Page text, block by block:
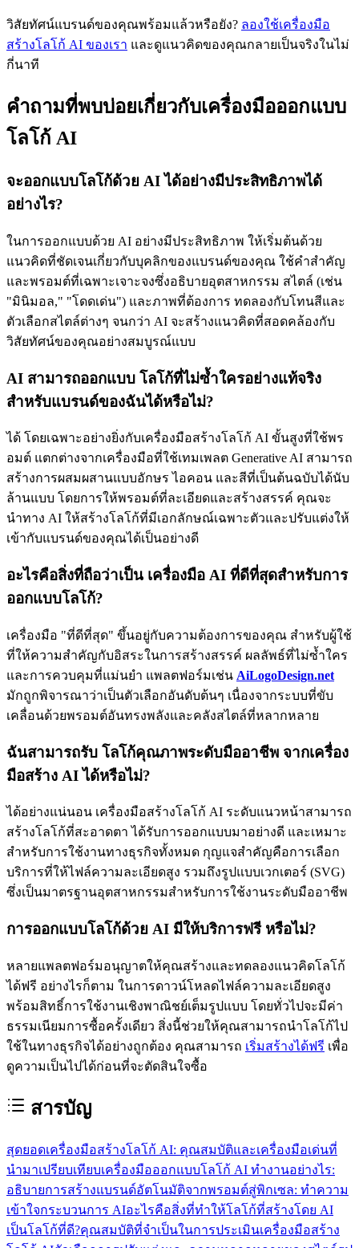
วิสัยทัศน์แบรนด์ของคุณพร้อมแล้วหรือยัง? ลองใช้เครื่องมือ
สร้างโลโก้ AI ของเรา และดูแนวคิดของคุณกลายเป็นจริงในไม่
กี่นาที
คำถามที่พบบ่อยเกี่ยวกับเครื่องมือออกแบบ
โลโก้ AI
จะออกแบบโลโก้ด้วย AIได้อย่างมีประสิทธิภาพได้
อย่างไร?
ในการออกแบบด้วย AI อย่างมีประสิทธิภาพ ให้เริ่มต้นด้วย
แนวคิดที่ชัดเจนเกี่ยวกับบุคลิกของแบรนด์ของคุณ ใช้คำสำคัญ
และพรอมต์ที่เฉพาะเจาะจงซึ่งอธิบายอุตสาหกรรม สไตล์ (เช่น
"มินิมอล," "โดดเด่น") และภาพที่ต้องการ ทดลองกับโทนสีและ
ตัวเลือกสไตล์ต่างๆ จนกว่า AI จะสร้างแนวคิดที่สอดคล้องกับ
วิสัยทัศน์ของคุณอย่างสมบูรณ์แบบ
AI สามารถออกแบบ โลโก้ที่ไม่ซ้ำใครอย่างแท้จริง
สำหรับแบรนด์ของฉันได้หรือไม่?
ได้ โดยเฉพาะอย่างยิ่งกับเครื่องมือสร้างโลโก้ AI ขั้นสูงที่ใช้พร
อมต์ แตกต่างจากเครื่องมือที่ใช้เทมเพลต Generative AI สามารถ
สร้างการผสมผสานแบบอักษร ไอคอน และสีที่เป็นต้นฉบับได้นับ
ล้านแบบ โดยการให้พรอมต์ที่ละเอียดและสร้างสรรค์ คุณจะ
นำทาง AI ให้สร้างโลโก้ที่มีเอกลักษณ์เฉพาะตัวและปรับแต่งให้
เข้ากับแบรนด์ของคุณได้เป็นอย่างดี
อะไรคือสิ่งที่ถือว่าเป็น เครื่องมือ AI ที่ดีที่สุดสำหรับการ
ออกแบบโลโก้?
เครื่องมือ "ที่ดีที่สุด" ขึ้นอยู่กับความต้องการของคุณ สำหรับผู้ใช้
ที่ให้ความสำคัญกับอิสระในการสร้างสรรค์ ผลลัพธ์ที่ไม่ซ้ำใคร
และการควบคุมที่แม่นยำ แพลตฟอร์มเช่น AiLogoDesign.net
มักถูกพิจารณาว่าเป็นตัวเลือกอันดับต้นๆ เนื่องจากระบบที่ขับ
เคลื่อนด้วยพรอมต์อันทรงพลังและคลังสไตล์ที่หลากหลาย
ฉันสามารถรับ โลโก้คุณภาพระดับมืออาชีพ จากเครื่อง
มือสร้าง AI ได้หรือไม่?
ได้อย่างแน่นอน เครื่องมือสร้างโลโก้ AI ระดับแนวหน้าสามารถ
สร้างโลโก้ที่สะอาดตา ได้รับการออกแบบมาอย่างดี และเหมาะ
สำหรับการใช้งานทางธุรกิจทั้งหมด กุญแจสำคัญคือการเลือก
บริการที่ให้ไฟล์ความละเอียดสูง รวมถึงรูปแบบเวกเตอร์ (SVG)
ซึ่งเป็นมาตรฐานอุตสาหกรรมสำหรับการใช้งานระดับมืออาชีพ
การออกแบบโลโก้ด้วย AI มีให้บริการฟรีหรือไม่?
หลายแพลตฟอร์มอนุญาตให้คุณสร้างและทดลองแนวคิดโลโก้
ได้ฟรี อย่างไรก็ตาม ในการดาวน์โหลดไฟล์ความละเอียดสูง
พร้อมสิทธิ์การใช้งานเชิงพาณิชย์เต็มรูปแบบ โดยทั่วไปจะมีค่า
ธรรมเนียมการซื้อครั้งเดียว สิ่งนี้ช่วยให้คุณสามารถนำโลโก้ไป
ใช้ในทางธุรกิจได้อย่างถูกต้อง คุณสามารถ เริ่มสร้างได้ฟรี เพื่อ
ดูความเป็นไปได้ก่อนที่จะตัดสินใจซื้อ
สารบัญ
สุดยอดเครื่องมือสร้างโลโก้ AI: คุณสมบัติและเครื่องมือเด่นที่
นำมาเปรียบเทียบเครื่องมือออกแบบโลโก้ AI ทำงานอย่างไร:
อธิบายการสร้างแบรนด์อัตโนมัติจากพรอมต์สู่พิกเซล: ทำความ
เข้าใจกระบวนการ AIอะไรคือสิ่งที่ทำให้โลโก้ที่สร้างโดย AI
เป็นโลโก้ที่ดี?คุณสมบัติที่จำเป็นในการประเมินเครื่องมือสร้าง